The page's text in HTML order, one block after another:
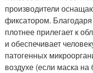
производители
фиксатором.
плотнее прилегает к
и обеспечивает
патогенных
воздухе (если маска